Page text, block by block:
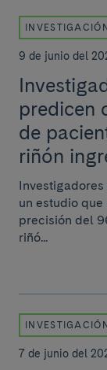
INVESTIGACIÓN
9 de junio del
predicen
de
riñón
un estudio
precisión del
riñó...
INVESTIGACIÓN
7 de junio del